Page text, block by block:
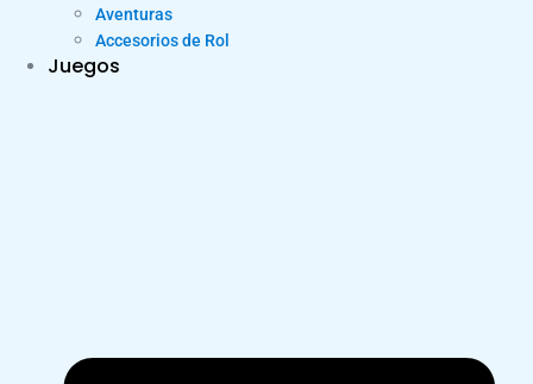
Aventuras
Accesorios de Rol
Juegos